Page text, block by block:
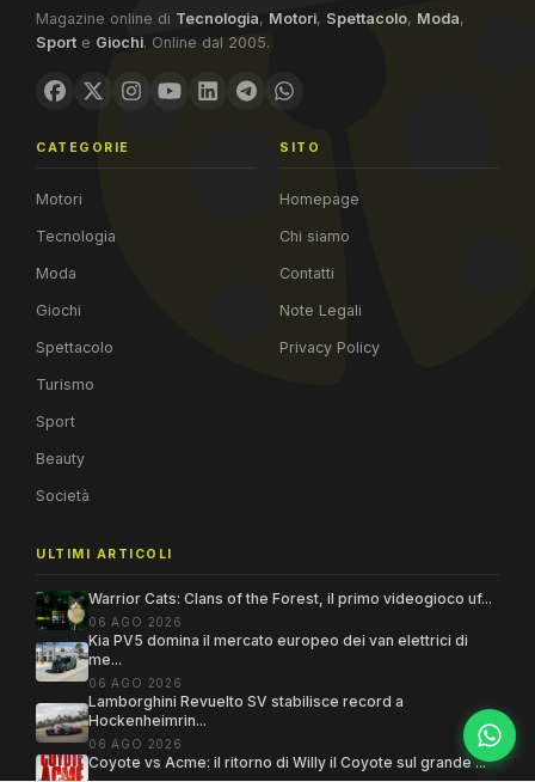
Magazine online di Tecnologia, Motori, Spettacolo, Moda,
Sport e Giochi. Online dal 2005.
CATEGORIE
Motori
Tecnologia
Moda
Giochi
Spettacolo
Turismo
Sport
Beauty
Società
SITO
Homepage
Chi siamo
Contatti
Note Legali
Privacy Policy
ULTIMI ARTICOLI
Warrior Cats: Clans of the Forest, il primo videogioco uf...
06 AGO 2026
Kia PV5 domina il mercato europeo dei van elettrici di
me...
06 AGO 2026
Lamborghini Revuelto SV stabilisce record a
Hockenheimrin...
06 AGO 2026
Coyote vs Acme: il ritorno di Willy il Coyote sul grande ...